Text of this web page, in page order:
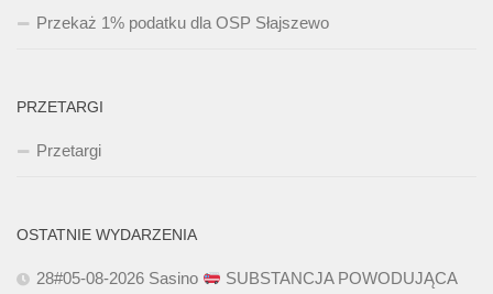
Przekaż 1% podatku dla OSP Słajszewo
PRZETARGI
Przetargi
OSTATNIE WYDARZENIA
28#05-08-2026 Sasino
SUBSTANCJA POWODUJĄCA